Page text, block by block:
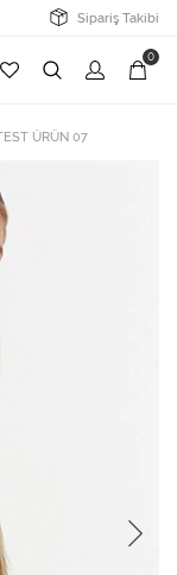
Sipariş Takibi
0
ÜRÜN 07